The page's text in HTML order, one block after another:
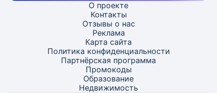
О проекте
Контакты
Отзывы о нас
Реклама
Карта сайта
Политика конфиденциальности
Партнёрская программа
Промокоды
Образование
Недвижимость